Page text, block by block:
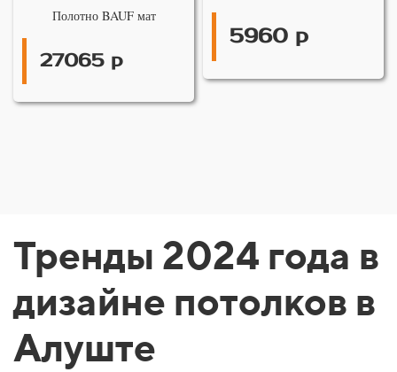
Полотно BAUF мат
27065 р
5960 р
Тренды 2024 года в
дизайне потолков в
Алуште